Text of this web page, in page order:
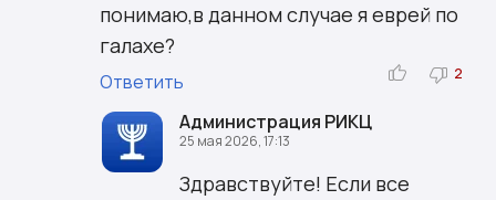
понимаю,в данном случае я еврей по
галахе?
2
Ответить
Администрация РИКЦ
25 мая 2026, 17:13
Здравствуйте! Если все